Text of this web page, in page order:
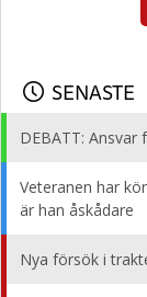
SENASTE
DEBATT:
Veteranen har
är han åskådare
Nya försök i